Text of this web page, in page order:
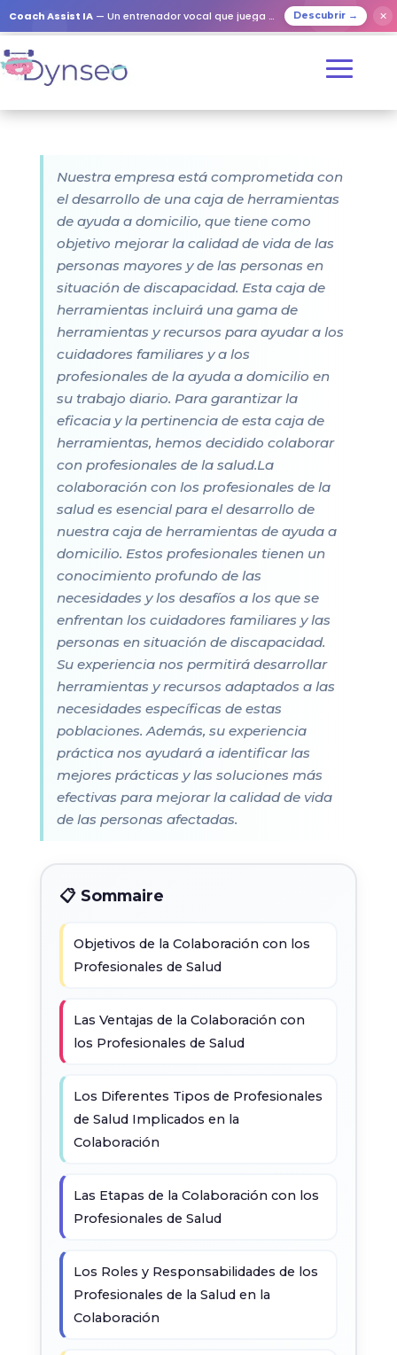
Coach Assist IA — Un entrenador vocal que juega con tus seres queridos Descubrir → ✕
Nuestra empresa está comprometida con
el desarrollo de una caja de herramientas
de ayuda a domicilio, que tiene como
objetivo mejorar la calidad de vida de las
personas mayores y de las personas en
situación de discapacidad. Esta caja de
herramientas incluirá una gama de
herramientas y recursos para ayudar a los
cuidadores familiares y a los
profesionales de la ayuda a domicilio en
su trabajo diario. Para garantizar la
eficacia y la pertinencia de esta caja de
herramientas, hemos decidido colaborar
con profesionales de la salud.La
colaboración con los profesionales de la
salud es esencial para el desarrollo de
nuestra caja de herramientas de ayuda a
domicilio. Estos profesionales tienen un
conocimiento profundo de las
necesidades y los desafíos a los que se
enfrentan los cuidadores familiares y las
personas en situación de discapacidad.
Su experiencia nos permitirá desarrollar
herramientas y recursos adaptados a las
necesidades específicas de estas
poblaciones. Además, su experiencia
práctica nos ayudará a identificar las
mejores prácticas y las soluciones más
efectivas para mejorar la calidad de vida
de las personas afectadas.
📋 Sommaire
Objetivos de la Colaboración con los
Profesionales de Salud
Las Ventajas de la Colaboración con
los Profesionales de Salud
Los Diferentes Tipos de Profesionales
de Salud Implicados en la
Colaboración
Las Etapas de la Colaboración con los
Profesionales de Salud
Los Roles y Responsabilidades de los
Profesionales de la Salud en la
Colaboración